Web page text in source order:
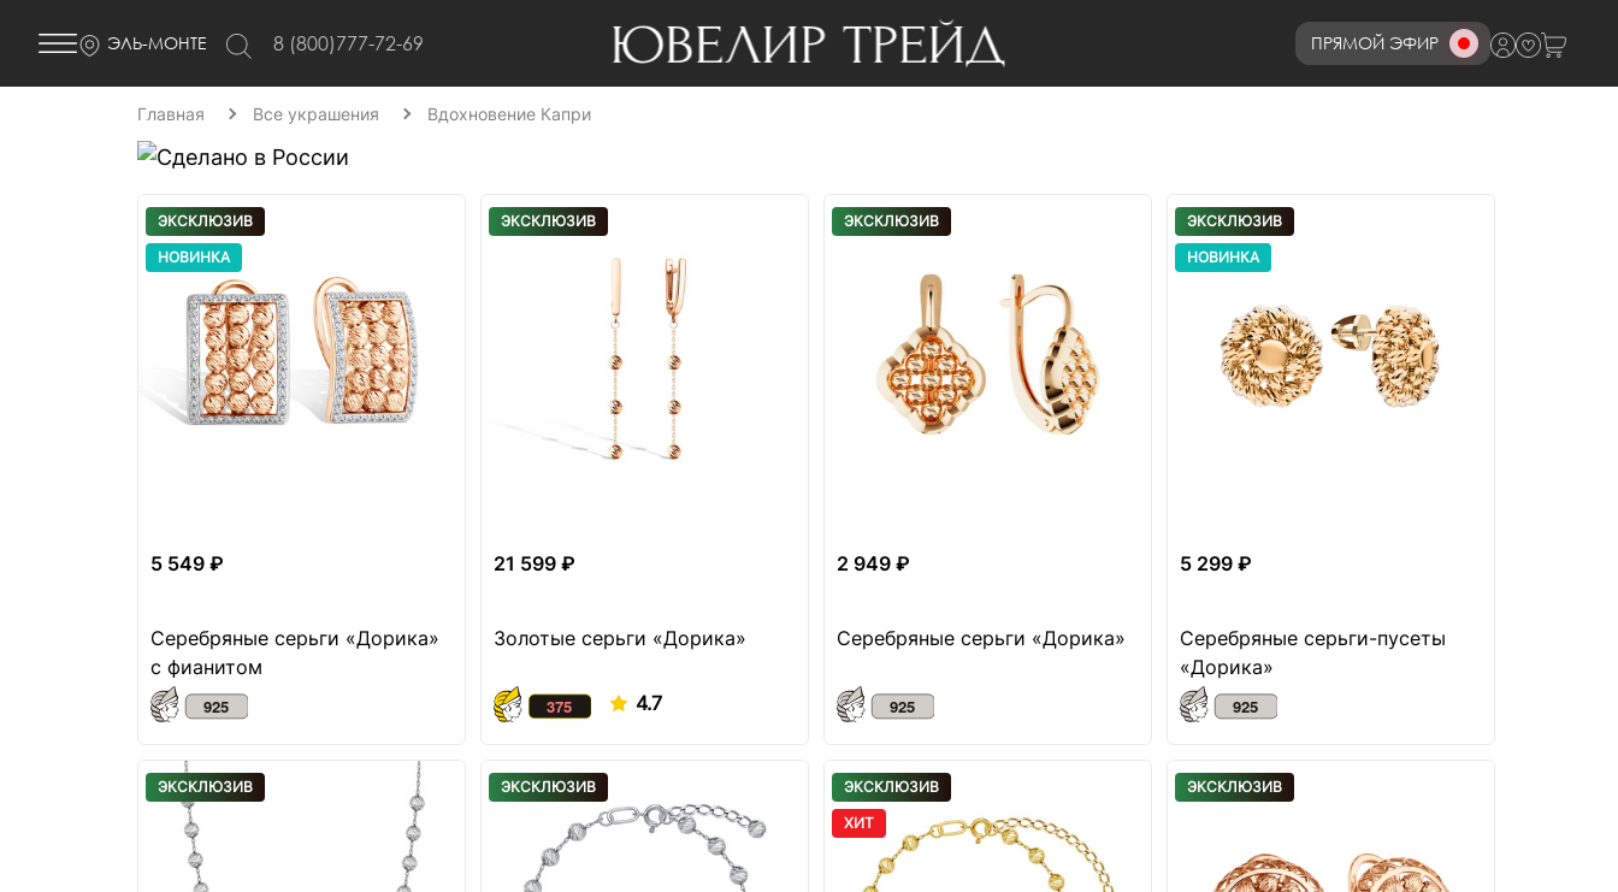
ЭЛЬ-МОНТЕ 8 (800)777-72-69 ПРЯМОЙ ЭФИР8 (800)777-72-69
Главная Все украшения Вдохновение Капри
ЭКСКЛЮЗИВ
НОВИНКА
5 549 ₽
Серебряные серьги «Дорика»
с фианитом
ЭКСКЛЮЗИВ
21 599 ₽
Золотые серьги «Дорика»
4.7
ЭКСКЛЮЗИВ
2 949 ₽
Серебряные серьги «Дорика»
ЭКСКЛЮЗИВ
НОВИНКА
5 299 ₽
Серебряные серьги-пусеты
«Дорика»
ЭКСКЛЮЗИВ ЭКСКЛЮЗИВ
ЭКСКЛЮЗИВ
ХИТ
ЭКСКЛЮЗИВ